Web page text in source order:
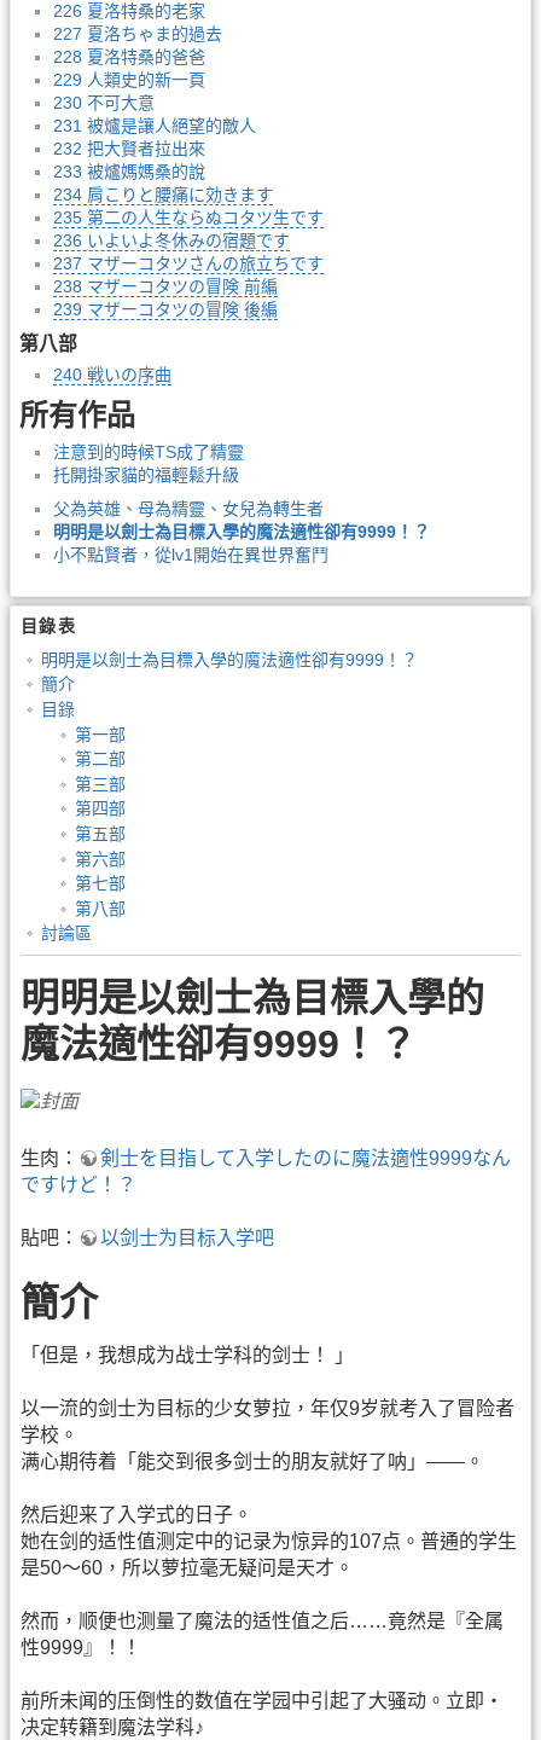
226 夏洛特桑的老家
227 夏洛ちゃま的過去
228 夏洛特桑的爸爸
229 人類史的新一頁
230 不可大意
231 被爐是讓人絕望的敵人
232 把大賢者拉出來
233 被爐媽媽桑的說
234 肩こりと腰痛に効きます
235 第二の人生ならぬコタツ生です
236 いよいよ冬休みの宿題です
237 マザーコタツさんの旅立ちです
238 マザーコタツの冒険 前編
239 マザーコタツの冒険 後編
第八部
240 戦いの序曲
所有作品
注意到的時候TS成了精靈
托開掛家貓的福輕鬆升級
父為英雄、母為精靈、女兒為轉生者
明明是以劍士為目標入學的魔法適性卻有9999！？
小不點賢者，從lv1開始在異世界奮鬥
目錄表
明明是以劍士為目標入學的魔法適性卻有9999！？
簡介
目錄
第一部
第二部
第三部
第四部
第五部
第六部
第七部
第八部
討論區
明明是以劍士為目標入學的
魔法適性卻有9999！？
生肉：
剣士を目指して入学したのに魔法適性9999なん
ですけど！？
貼吧： 以剑士为目标入学吧
簡介
「但是，我想成为战士学科的剑士！ 」
以一流的剑士为目标的少女萝拉，年仅9岁就考入了冒险者
学校。
满心期待着「能交到很多剑士的朋友就好了呐」――。
然后迎来了入学式的日子。
她在剑的适性值测定中的记录为惊异的107点。普通的学生
是50～60，所以萝拉毫无疑问是天才。
然而，顺便也测量了魔法的适性值之后……竟然是『全属
性9999』！！
前所未闻的压倒性的数值在学园中引起了大骚动。立即・
决定转籍到魔法学科♪